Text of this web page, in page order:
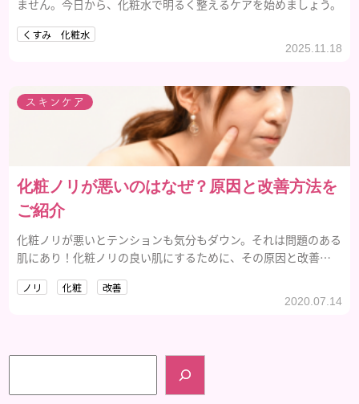
ません。今日から、化粧水で明るく整えるケアを始めましょう。
くすみ 化粧水
2025.11.18
スキンケア
化粧ノリが悪いのはなぜ？原因と改善方法を
ご紹介
化粧ノリが悪いとテンションも気分もダウン。それは問題のある
肌にあり！化粧ノリの良い肌にするために、その原因と改善方
ノリ 化粧 改善
2020.07.14
検索